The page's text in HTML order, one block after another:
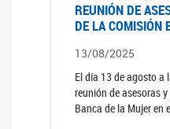
REUNIÓN DE
DE LA COMISIÓN
13/08/2025
El día 13 de agosto a
reunión de asesoras
Banca de la Mujer en